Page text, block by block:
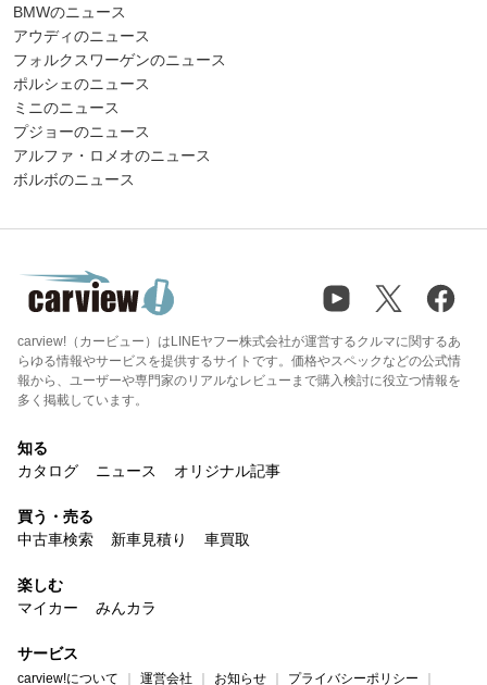
BMWのニュース
アウディのニュース
フォルクスワーゲンのニュース
ポルシェのニュース
ミニのニュース
プジョーのニュース
アルファ・ロメオのニュース
ボルボのニュース
carview!（カービュー）はLINEヤフー株式会社が運営するクルマに関するあ
らゆる情報やサービスを提供するサイトです。価格やスペックなどの公式情
報から、ユーザーや専門家のリアルなレビューまで購入検討に役立つ情報を
多く掲載しています。
知る
カタログ
ニュース オリジナル記事
買う・売る
中古車検索
新車見積り 車買取
楽しむ
マイカー
みんカラ
サービス
carview!について 運営会社 お知らせ プライバシーポリシー